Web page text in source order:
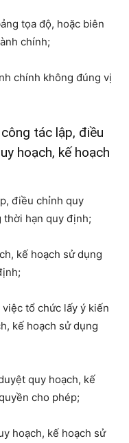
tọa độ, hoặc biên
chính;
chính không đúng vị
tác lập, điều
hoạch, kế hoạch
điều chỉnh quy
thời hạn quy định;
kế hoạch sử dụng
tổ chức lấy ý kiến
kế hoạch sử dụng
quy hoạch, kế
cho phép;
hoạch, kế hoạch sử